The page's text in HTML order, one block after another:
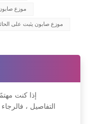
موزع
موزع صابون يثبت على
إذا كنت
التفاصيل ،